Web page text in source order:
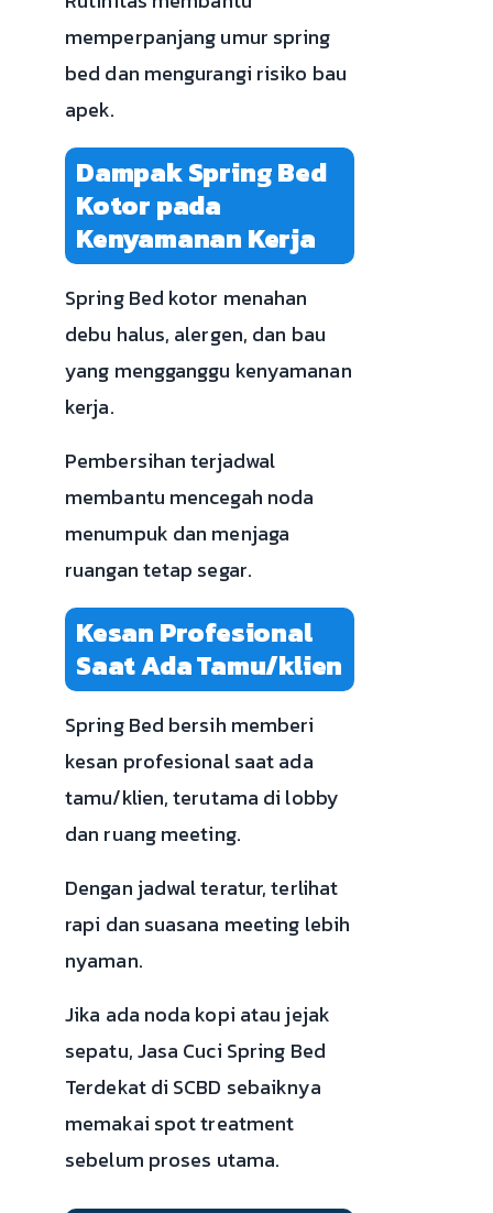
memperpanjang umur spring
bed dan mengurangi risiko bau
apek.
Dampak Spring Bed
Kotor pada
Kenyamanan Kerja
Spring Bed kotor menahan
debu halus, alergen, dan bau
yang mengganggu kenyamanan
kerja.
Pembersihan terjadwal
membantu mencegah noda
menumpuk dan menjaga
ruangan tetap segar.
Kesan Profesional
Saat Ada Tamu/klien
Spring Bed bersih memberi
kesan profesional saat ada
tamu/klien, terutama di lobby
dan ruang meeting.
Dengan jadwal teratur, terlihat
rapi dan suasana meeting lebih
nyaman.
Jika ada noda kopi atau jejak
sepatu, Jasa Cuci Spring Bed
Terdekat di SCBD sebaiknya
memakai spot treatment
sebelum proses utama.